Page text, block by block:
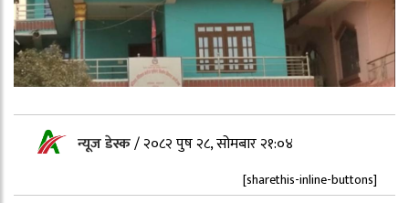
न्यूज डेस्क/२०८२ पुष २८, सोमबार २१:०४
[sharethis-inline-buttons]